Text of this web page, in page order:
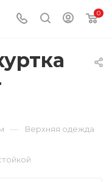
0
— Верхняя одежда